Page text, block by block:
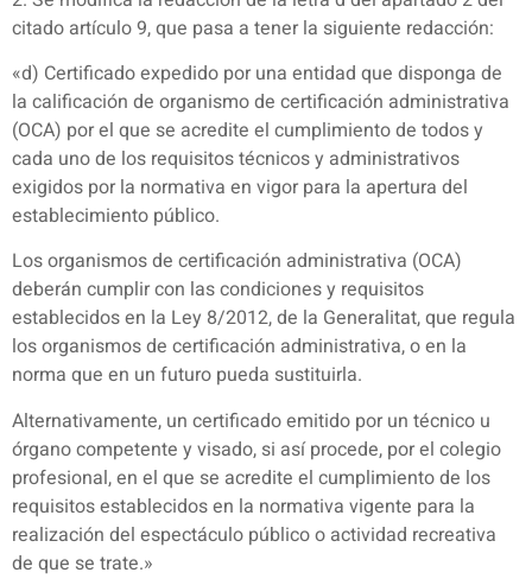
citado artículo 9, que pasa a tener la siguiente redacción:
«d) Certificado expedido por una entidad que disponga de
la calificación de organismo de certificación administrativa
(OCA) por el que se acredite el cumplimiento de todos y
cada uno de los requisitos técnicos y administrativos
exigidos por la normativa en vigor para la apertura del
establecimiento público.
Los organismos de certificación administrativa (OCA)
deberán cumplir con las condiciones y requisitos
establecidos en la Ley 8/2012, de la Generalitat, que regula
los organismos de certificación administrativa, o en la
norma que en un futuro pueda sustituirla.
Alternativamente, un certificado emitido por un técnico u
órgano competente y visado, si así procede, por el colegio
profesional, en el que se acredite el cumplimiento de los
requisitos establecidos en la normativa vigente para la
realización del espectáculo público o actividad recreativa
de que se trate.»